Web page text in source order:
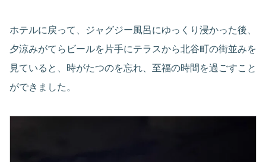
ホテルに戻って、ジャグジー風呂にゆっくり浸かった後、
夕涼みがてらビールを片手にテラスから北谷町の街並みを
見ていると、時がたつのを忘れ、至福の時間を過ごすこと
ができました。